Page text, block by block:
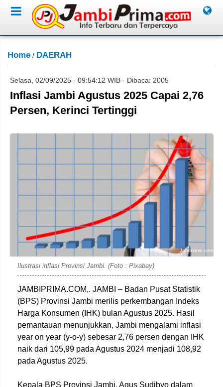
Home / DAERAH
Selasa, 02/09/2025 - 09:54:12 WIB - Dibaca: 2005
Inflasi Jambi Agustus 2025 Capai 2,76
Persen, Kerinci Tertinggi
Jambione.com
Ilustrasi inflasi Provinsi Jambi. (Foto : Pixabay)
JAMBIPRIMA.COM,. JAMBI – Badan Pusat Statistik
(BPS) Provinsi Jambi merilis perkembangan Indeks
Harga Konsumen (IHK) bulan Agustus 2025. Hasil
pemantauan menunjukkan, Jambi mengalami inflasi
year on year (y-o-y) sebesar 2,76 persen dengan IHK
naik dari 105,99 pada Agustus 2024 menjadi 108,92
pada Agustus 2025.
Kepala BPS Provinsi Jambi, Agus Sudibyo dalam